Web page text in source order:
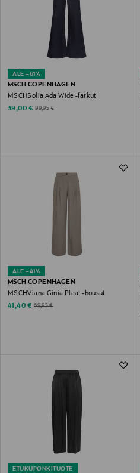
ALE –61%
MSCH COPENHAGEN
MSCHSolia Ada Wide -farkut
Discounted Price
39,00 € Original Price
99,95 €
ALE –41%
MSCH COPENHAGEN
MSCHViana Ginia Pleat -housut
Discounted Price
41,40 € Original Price
69,95 €
ETUKUPONKITUOTE